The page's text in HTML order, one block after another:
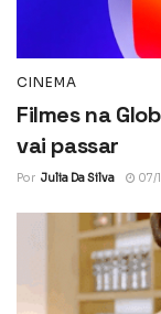
CINEMA
Filmes na
vai passar
Por Julia Da Silva 07/